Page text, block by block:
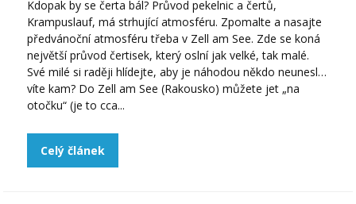
Kdopak by se čerta bál? Průvod pekelnic a čertů,
Krampuslauf, má strhující atmosféru. Zpomalte a nasajte
předvánoční atmosféru třeba v Zell am See. Zde se koná
největší průvod čertisek, který oslní jak velké, tak malé.
Své milé si raději hlídejte, aby je náhodou někdo neunesl…
víte kam? Do Zell am See (Rakousko) můžete jet „na
otočku“ (je to cca...
Celý článek